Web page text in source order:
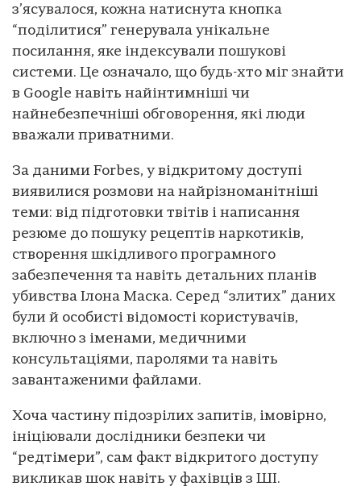
з’ясувалося, кожна натиснута кнопка
“поділитися” генерувала унікальне
посилання, яке індексували пошукові
системи. Це означало, що будь-хто міг знайти
в Google навіть найінтимніші чи
найнебезпечніші обговорення, які люди
вважали приватними.
За даними Forbes, у відкритому доступі
виявилися розмови на найрізноманітніші
теми: від підготовки твітів і написання
резюме до пошуку рецептів наркотиків,
створення шкідливого програмного
забезпечення та навіть детальних планів
убивства Ілона Маска. Серед “злитих” даних
були й особисті відомості користувачів,
включно з іменами, медичними
консультаціями, паролями та навіть
завантаженими файлами.
Хоча частину підозрілих запитів, імовірно,
ініціювали дослідники безпеки чи
“редтімери”, сам факт відкритого доступу
викликав шок навіть у фахівців з ШІ.